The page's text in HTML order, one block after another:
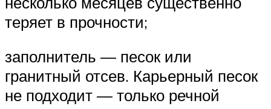
теряет в прочности;
заполнитель — песок или
гранитный отсев. Карьерный песок
не подходит — только речной